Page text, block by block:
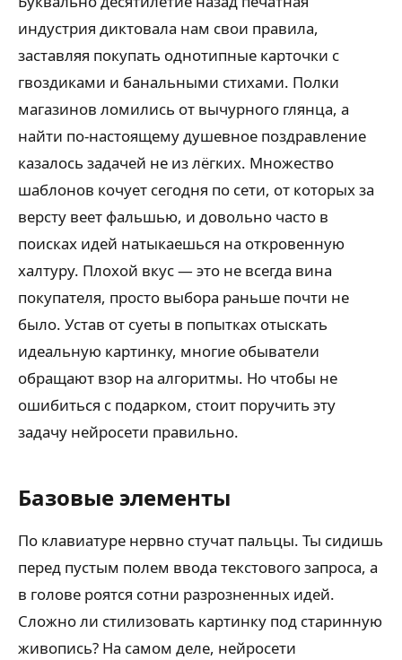
индустрия диктовала нам свои правила,
заставляя покупать однотипные карточки с
гвоздиками и банальными стихами. Полки
магазинов ломились от вычурного глянца, а
найти по-настоящему душевное поздравление
казалось задачей не из лёгких. Множество
шаблонов кочует сегодня по сети, от которых за
версту веет фальшью, и довольно часто в
поисках идей натыкаешься на откровенную
халтуру. Плохой вкус — это не всегда вина
покупателя, просто выбора раньше почти не
было. Устав от суеты в попытках отыскать
идеальную картинку, многие обыватели
обращают взор на алгоритмы. Но чтобы не
ошибиться с подарком, стоит поручить эту
задачу нейросети правильно.
Базовые элементы
По клавиатуре нервно стучат пальцы. Ты сидишь
перед пустым полем ввода текстового запроса, а
в голове роятся сотни разрозненных идей.
Сложно ли стилизовать картинку под старинную
живопись? На самом деле, нейросети